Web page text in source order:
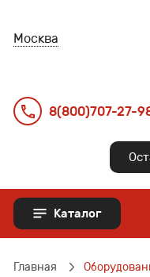
Москва
8(800)707-27-
Каталог
Главная